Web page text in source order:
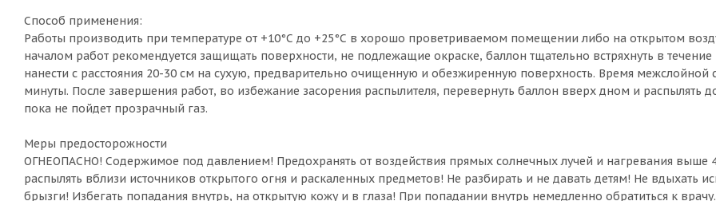
Способ применения:
Работы производить при температуре от +10°С до +25°С в хорошо проветриваемом помещении либо на открытом
началом работ рекомендуется защищать поверхности, не подлежащие окраске, баллон тщательно встряхнуть в течение
нанести с расстояния 20-30 см на сухую, предварительно очищенную и обезжиренную поверхность. Время межслойной
минуты. После завершения работ, во избежание засорения распылителя, перевернуть баллон вверх дном и распылять
пока не пойдет прозрачный газ.
Меры предосторожности
ОГНЕОПАСНО! Содержимое под давлением! Предохранять от воздействия прямых солнечных лучей и нагревания выше
распылять вблизи источников открытого огня и раскаленных предметов! Не разбирать и не давать детям! Не вдыхать
брызги! Избегать попадания внутрь, на открытую кожу и в глаза! При попадании внутрь немедленно обратиться к